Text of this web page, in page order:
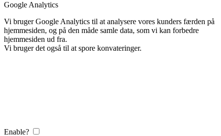
Google Analytics
Vi bruger Google Analytics til at analysere vores kunders færden på
hjemmesiden, og på den måde samle data, som vi kan forbedre
hjemmesiden ud fra.
Vi bruger det også til at spore konvateringer.
Enable?